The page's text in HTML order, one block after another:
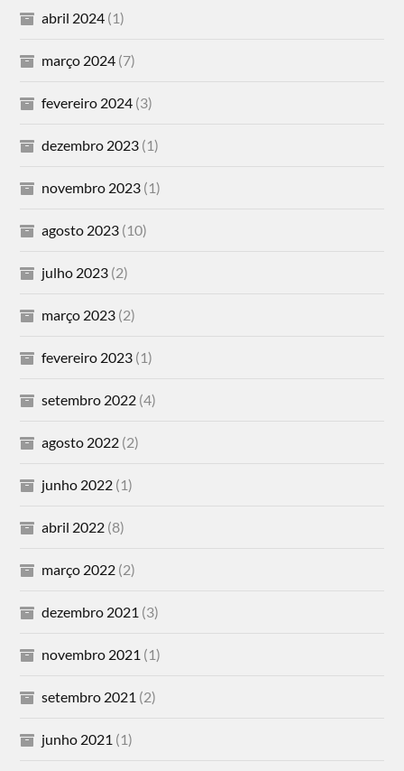
abril 2024 (1)
março 2024 (7)
fevereiro 2024 (3)
dezembro 2023 (1)
novembro 2023 (1)
agosto 2023 (10)
julho 2023 (2)
março 2023 (2)
fevereiro 2023 (1)
setembro 2022 (4)
agosto 2022 (2)
junho 2022 (1)
abril 2022 (8)
março 2022 (2)
dezembro 2021 (3)
novembro 2021 (1)
setembro 2021 (2)
junho 2021 (1)